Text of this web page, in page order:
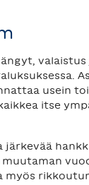
usein
itse
järkevää
myös